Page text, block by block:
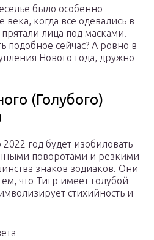
было особенно
когда все одевались в
лица под масками.
подобное сейчас? А ровно в
Нового года, дружно
(Голубого)
год будет изобиловать
поворотами и резкими
знаков зодиаков. Они
что Тигр имеет голубой
стихийность и